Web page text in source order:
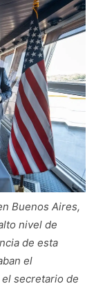
Buenos Aires,
nivel de
de esta
el
secretario de